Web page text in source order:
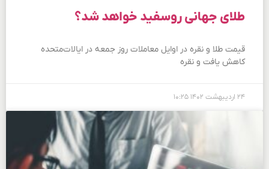
طلای جهانی روسفید خواهد شد؟
قیمت طلا و نقره در اوایل معاملات روز جمعه در ایالات‌متحده
کاهش یافت و نقره
۲۴ اردیبهشت ۱۴۰۲ ۱۰:۲۵